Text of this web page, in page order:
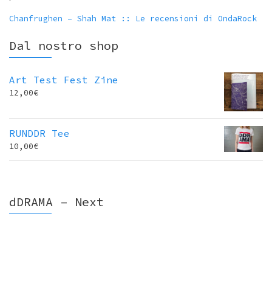
Chanfrughen – Shah Mat :: Le recensioni di OndaRock
Dal nostro shop
Art Test Fest Zine
12,00€
RUNDDR Tee
10,00€
dDRAMA – Next